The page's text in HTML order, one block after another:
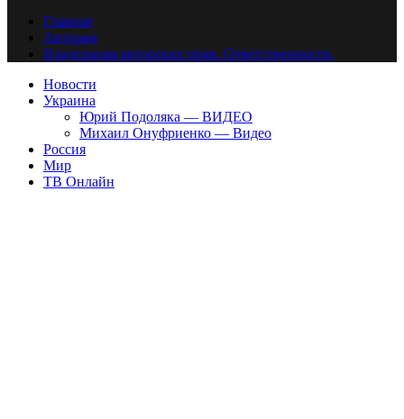
Главная
Авторам
Владельцам авторских прав. Ответственности.
Новости
Украина
Юрий Подоляка — ВИДЕО
Михаил Онуфриенко — Видео
Россия
Мир
ТВ Онлайн